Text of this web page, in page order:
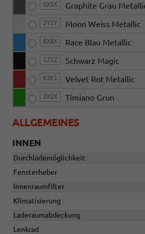
5X5X Graphite Grau
2Y2Y Moon Weiss Metallic
8X8X Race Blau Metallic
1Z1Z Schwarz Magic
K1K1 Velvet Rot Metallic
2X2X Timiano Grun
ALLGEMEINES
INNEN
Durchlademöglichkeit
Fensterheber
Innenraumfilter
Klimatisierung
Laderaumabdeckung
Lenkrad